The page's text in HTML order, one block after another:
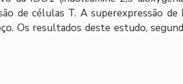
de células T. A superexpressão de
Os resultados deste estudo,